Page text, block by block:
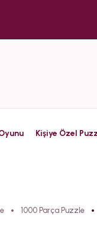
Kişiye Özel
1000 Parça Puzzle